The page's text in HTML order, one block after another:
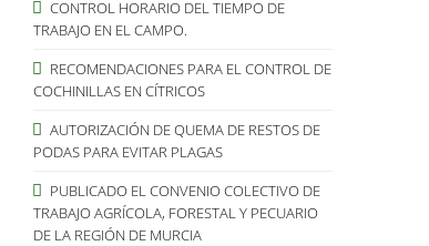
CONTROL HORARIO DEL TIEMPO DE
TRABAJO EN EL CAMPO.
RECOMENDACIONES PARA EL CONTROL DE
COCHINILLAS EN CÍTRICOS
AUTORIZACIÓN DE QUEMA DE RESTOS DE
PODAS PARA EVITAR PLAGAS
PUBLICADO EL CONVENIO COLECTIVO DE
TRABAJO AGRÍCOLA, FORESTAL Y PECUARIO
DE LA REGIÓN DE MURCIA